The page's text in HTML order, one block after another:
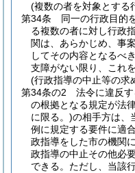
(複数の者を対象とする
第34条
同一の行政目的
る複数の者に対し行政
関は、あらかじめ、事
してその内容となるべ
支障がない限り、これ
(行政指導の中止等の求
第34条の2
法令に違反
の根拠となる規定が法
に限る。)の相手方は、
例に規定する要件に適
政指導をした市の機関
政指導の中止その他必
できる。 ただし、当該